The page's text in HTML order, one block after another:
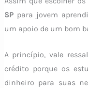
SPpara jovem
um apoio de um bom
A princípio, vale
crédito porque os
dinheiro para suas